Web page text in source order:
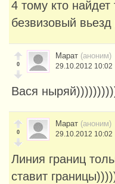
4 тому кто
безвизовый
0
Марат (аноним)
29.10.2012 10:02
Вася
0
Марат (аноним)
29.10.2012 10:02
Линия границ
ставит